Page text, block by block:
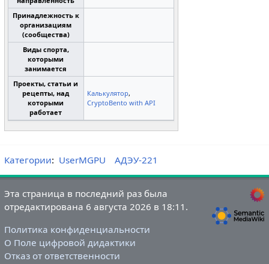
Принадлежность к
организациям
(сообщества)
Виды спорта,
которыми
занимается
Проекты, статьи и
рецепты, над
которыми
работает
Калькулятор,
CryptoBento with API
Категории: UserMGPU АДЭУ-221
Эта страница в последний раз была
отредактирована 6 августа 2026 в 18:11.
Политика конфиденциальности
О Поле цифровой дидактики
Отказ от ответственности